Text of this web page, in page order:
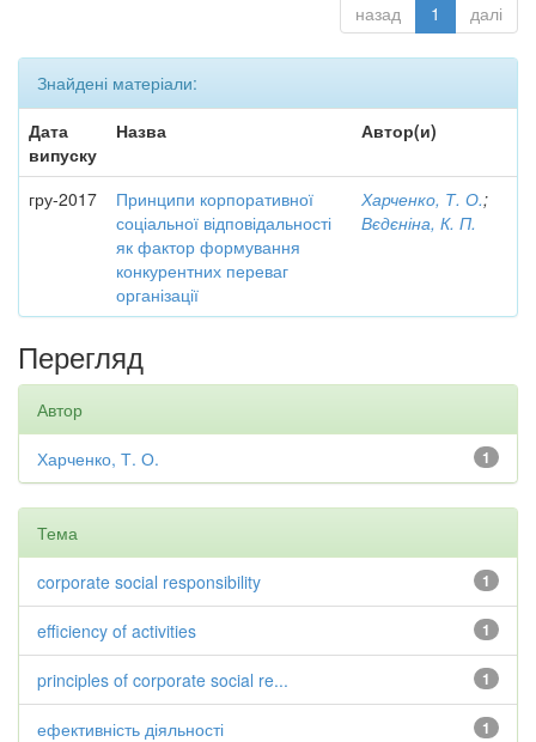
назад 1 далі
Знайдені матеріали:
Дата
випуску
Назва Автор(и)
гру-2017
Принципи корпоративної
соціальної відповідальності
як фактор формування
конкурентних переваг
організації
Харченко, Т. О.;
Вєдєніна, К. П.
Перегляд
Автор
1
Харченко, Т. О.
Тема
1
corporate social responsibility
1
efficiency of activities
1
principles of corporate social re...
1
ефективність діяльності